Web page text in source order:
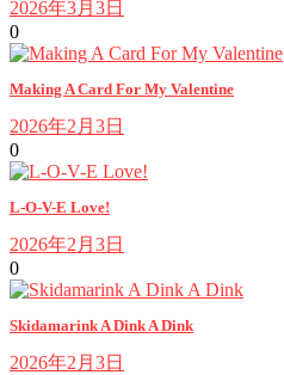
2026年3月3日
0
Making A Card For My Valentine
2026年2月3日
0
L-O-V-E Love!
2026年2月3日
0
Skidamarink A Dink A Dink
2026年2月3日